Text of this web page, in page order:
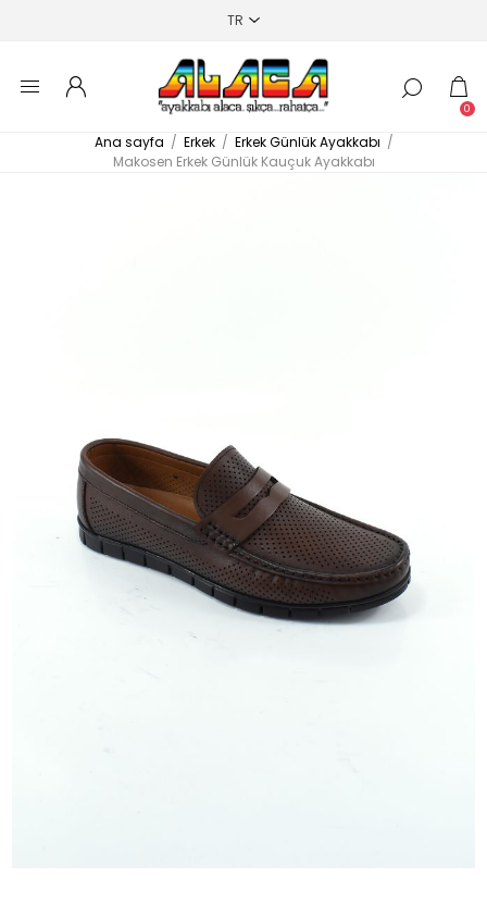
0
Ana sayfa / Erkek / Erkek Günlük Ayakkabı /
Makosen Erkek Günlük Kauçuk Ayakkabı